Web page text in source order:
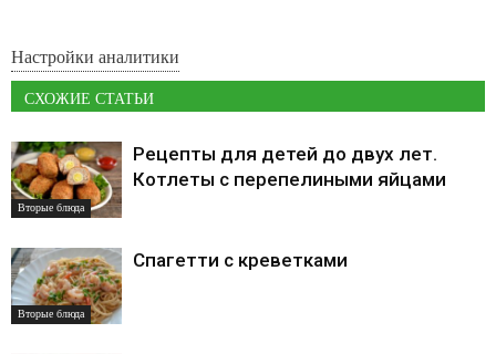
Настройки аналитики
СХОЖИЕ СТАТЬИ
Вторые блюда
Рецепты для детей до двух лет.
Котлеты с перепелиными яйцами
Вторые блюда
Спагетти с креветками